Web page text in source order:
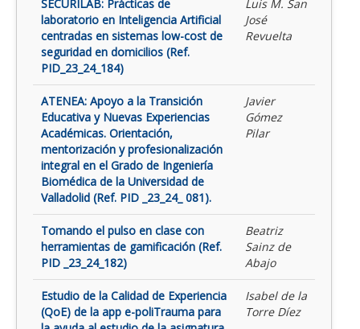
SECURILAB: Prácticas de
laboratorio en Inteligencia Artificial
centradas en sistemas low-cost de
seguridad en domicilios (Ref.
PID_23_24_184)
Luis M. San
José
Revuelta
ATENEA: Apoyo a la Transición
Educativa y Nuevas Experiencias
Académicas. Orientación,
mentorización y profesionalización
integral en el Grado de Ingeniería
Biomédica de la Universidad de
Valladolid (Ref. PID _23_24_ 081).
Javier
Gómez
Pilar
Tomando el pulso en clase con
herramientas de gamificación (Ref.
PID _23_24_182)
Beatriz
Sainz de
Abajo
Estudio de la Calidad de Experiencia
(QoE) de la app e-poliTrauma para
Isabel de la
Torre Díez